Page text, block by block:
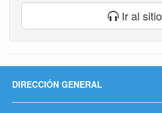
Ir al sitio
DIRECCIÓN GENERAL